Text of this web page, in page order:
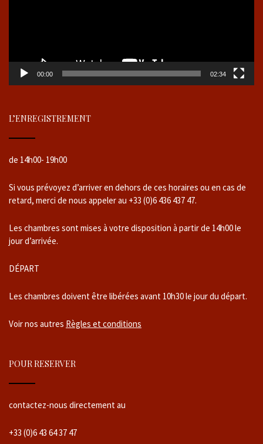
00:00 02:34
L’ENREGISTREMENT
de 14h00- 19h00
Si vous prévoyez d’arriver en dehors de ces horaires ou en cas de
retard, merci de nous appeler au +33 (0)6 436 437 47.
Les chambres sont mises à votre disposition à partir de 14h00 le
jour d’arrivée.
DÉPART
Les chambres doivent être libérées avant 10h30 le jour du départ.
Voir nos autres Règles et conditions
POUR RESERVER
contactez-nous directement au
+33 (0)6 43 64 37 47